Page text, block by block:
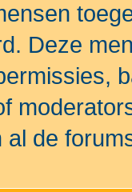
Deze
al de